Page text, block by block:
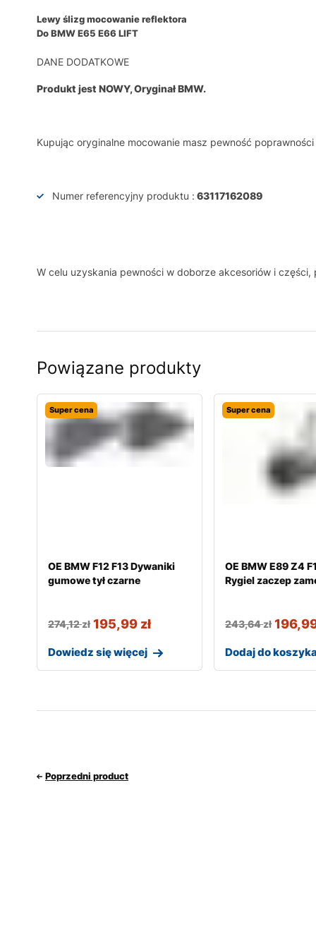
Lewy ślizg mocowanie reflektora
Do BMW E65 E66 LIFT
DANE DODATKOWE
Produkt jest NOWY, Oryginał BMW.
Kupując oryginalne mocowanie masz pewność
Numer referencyjny produktu : 63117162089
W celu uzyskania pewności w doborze akcesoriów i
Powiązane produkty
Super cena
OE BMW F12 F13 Dywaniki
gumowe tył czarne
274,12zł 195,99 zł
Dowiedz się więcej
Super cena
OE BMW E89 Z4
Rygiel zaczep
243,64zł
Dodaj do
Poprzedni product